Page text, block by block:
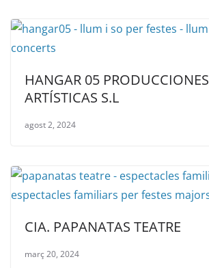
HANGAR 05 PRODUCCIONES
ARTÍSTICAS S.L
agost 2, 2024
CIA. PAPANATAS TEATRE
març 20, 2024